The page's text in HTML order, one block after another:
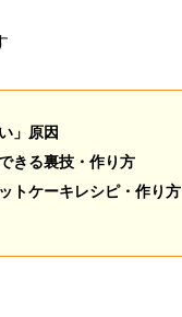
」原因
きる裏技・作り方
トケーキレシピ・作り方